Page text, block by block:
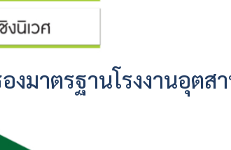
าตรฐานโรงงานอุตสา